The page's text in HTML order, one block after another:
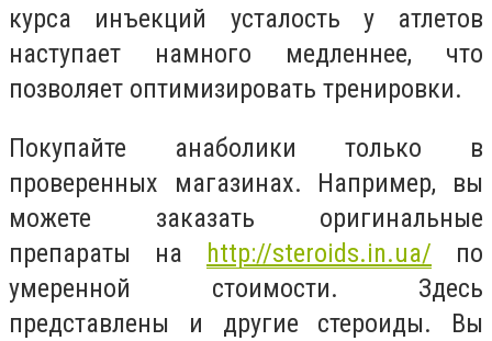
курса инъекций усталость у атлетов
наступает намного медленнее, что
позволяет оптимизировать тренировки.
Покупайте анаболики только в
проверенных магазинах. Например, вы
можете заказать оригинальные
препараты на http://steroids.in.ua/ по
умеренной стоимости. Здесь
представлены и другие стероиды. Вы